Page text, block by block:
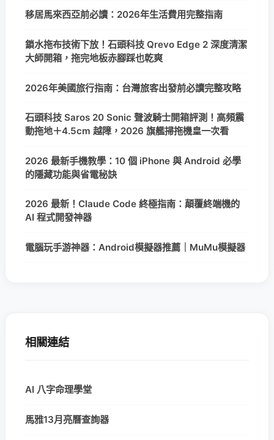
移居馬來西亞前必讀：2026年生活費用完整指南
鎖水拖布技術下放！石頭科技 Qrevo Edge 2 深度清潔
大師開箱，拖完地板赤腳踩也乾爽
2026年美國旅行指南：台灣旅客出發前必讀完整攻略
石頭科技 Saros 20 Sonic 聲波騎士開箱評測！高頻震
動拖地＋4.5cm 越障，2026 旗艦掃拖機皇一次看
2026 最新手機教學：10 個 iPhone 與 Android 必學
的隱藏功能與省電秘訣
2026 最新！Claude Code 終極指南：顛覆終端機的
AI 程式開發神器
電腦玩手游神器：Android模擬器推薦｜MuMu模擬器
相關連結
AI 八字命理學堂
馬雅13月亮曆查詢器